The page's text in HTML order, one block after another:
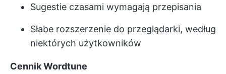
Sugestie czasami wymagają przepisania
Słabe rozszerzenie do przeglądarki, według
niektórych użytkowników
Cennik Wordtune